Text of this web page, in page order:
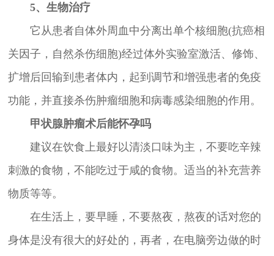
5、生物治疗
它从患者自体外周血中分离出单个核细胞(抗癌相
关因子，自然杀伤细胞)经过体外实验室激活、修饰、
扩增后回输到患者体内，起到调节和增强患者的免疫
功能，并直接杀伤肿瘤细胞和病毒感染细胞的作用。
甲状腺肿瘤术后能怀孕吗
建议在饮食上最好以清淡口味为主，不要吃辛辣
刺激的食物，不能吃过于咸的食物。适当的补充营养
物质等等。
在生活上，要早睡，不要熬夜，熬夜的话对您的
身体是没有很大的好处的，再者，在电脑旁边做的时